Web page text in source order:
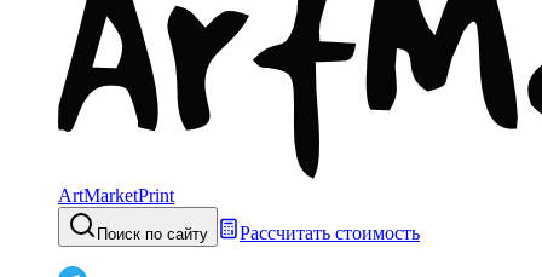
ArtMarketPrint
Поиск по сайту Рассчитать стоимость